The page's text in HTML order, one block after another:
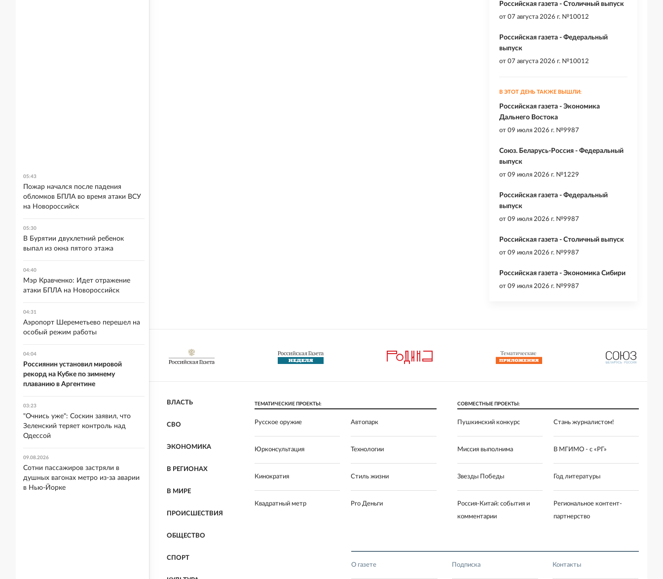
Российская газета - Столичный выпуск
от 07 августа 2026 г. №10012
Российская газета - Федеральный
выпуск
от 07 августа 2026 г. №10012
В ЭТОТ ДЕНЬ ТАКЖЕ ВЫШЛИ:
Российская газета - Экономика
Дальнего Востока
от 09 июля 2026 г. №9987
Союз. Беларусь-Россия - Федеральный
выпуск
от 09 июля 2026 г. №1229
Российская газета - Федеральный
выпуск
от 09 июля 2026 г. №9987
Российская газета - Столичный выпуск
от 09 июля 2026 г. №9987
Российская газета - Экономика Сибири
от 09 июля 2026 г. №9987
ВЛАСТЬ
СВО
ЭКОНОМИКА
В РЕГИОНАХ
В МИРЕ
ПРОИСШЕСТВИЯ
ОБЩЕСТВО
СПОРТ
ТЕМАТИЧЕСКИЕ ПРОЕКТЫ:
Русское оружие Автопарк
Юрконсультация Технологии
Кинократия Стиль жизни
Квадратный метр Pro Деньги
СОВМЕСТНЫЕ ПРОЕКТЫ:
Пушкинский конкурс Стань журналистом!
Миссия выполнима В МГИМО - с «РГ»
Звезды Победы Год литературы
Россия-Китай: события и
комментарии
Региональное контент-
партнерство
О газете Подписка Контакты
05:43
Пожар начался после падения
обломков БПЛА во время атаки ВСУ
на Новороссийск
05:30
В Бурятии двухлетний ребенок
выпал из окна пятого этажа
04:40
Мэр Кравченко: Идет отражение
атаки БПЛА на Новороссийск
04:31
Аэропорт Шереметьево перешел на
особый режим работы
04:04
Россиянин установил мировой
рекорд на Кубке по зимнему
плаванию в Аргентине
03:23
"Очнись уже": Соскин заявил, что
Зеленский теряет контроль над
Одессой
09.08.2026
Сотни пассажиров застряли в
душных вагонах метро из-за аварии
в Нью-Йорке